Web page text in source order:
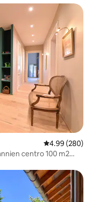
Calificación
4.99 (280)
centro 100 m2